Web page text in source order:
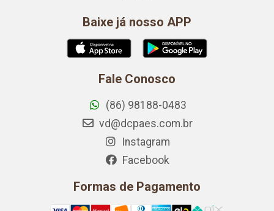
Baixe já nosso APP
Fale Conosco
(86) 98188-0483
vd@dcpaes.com.br
Instagram
Facebook
Formas de Pagamento